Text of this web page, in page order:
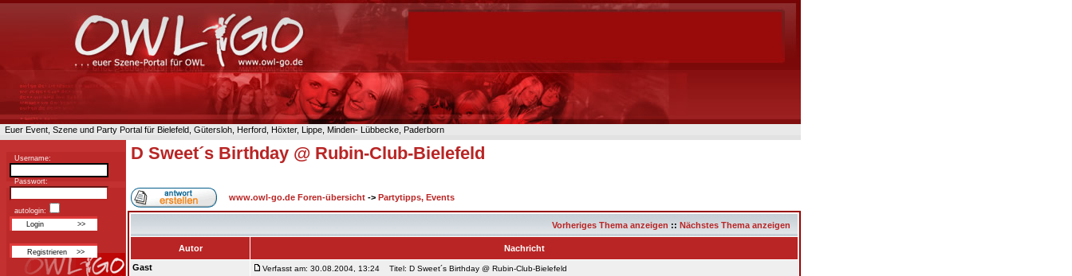
Euer Event, Szene und Party Portal für Bielefeld, Gütersloh, Herford, Höxter, Lippe, Minden- Lübbecke, Paderborn
Username:
Passwort:
autologin:
D Sweet´s Birthday @ Rubin-Club-Bielefeld
www.owl-go.de Foren-übersicht -> Partytipps, Events
Vorheriges Thema anzeigen :: Nächstes Thema anzeigen
Autor
Nachricht
Gast
Verfasst am: 30.08.2004, 13:24 Titel: D Sweet´s Birthday @ Rubin-Club-Bielefeld